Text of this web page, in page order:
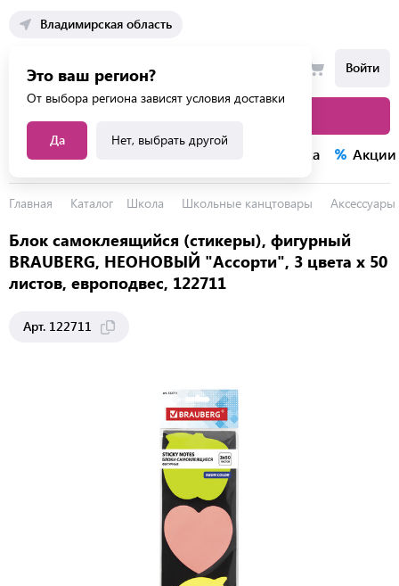
Владимирская область
Это ваш регион?
От выбора региона зависят условия доставки
Да Нет, выбрать другой
Войти
Каталог услуг Распродажа Акции
Главная Каталог Школа Школьные канцтовары
Блок самоклеящийся (стикеры), фигурный
BRAUBERG, НЕОНОВЫЙ "Ассорти", 3 цвета х 50
листов, европодвес, 122711
Арт. 122711